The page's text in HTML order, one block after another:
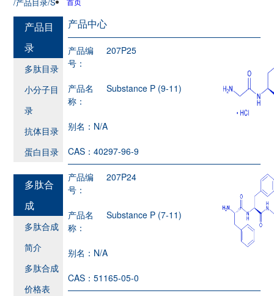
产品目
录
多肽目录
小分子目
录
抗体目录
蛋白目录
多肽合
成
多肽合成
简介
多肽合成
价格表
产品中心
产品编
号：
207P25
产品名
称：
Substance P (9-11)
别名： N/A
CAS：40297-96-9
产品编
号：
207P24
产品名
称：
Substance P (7-11)
别名： N/A
CAS：51165-05-0